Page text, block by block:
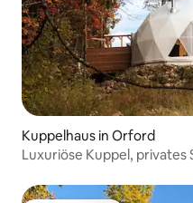
Kuppelhaus in Orford
Luxuriöse Kuppel, privates